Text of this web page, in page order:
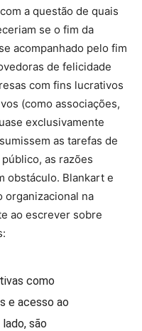
a questão de quais
se o fim da
acompanhado pelo fim
de felicidade
com fins lucrativos
(como associações,
exclusivamente
as tarefas de
as razões
obstáculo. Blankart e
organizacional na
ao escrever sobre
como
e acesso ao
são